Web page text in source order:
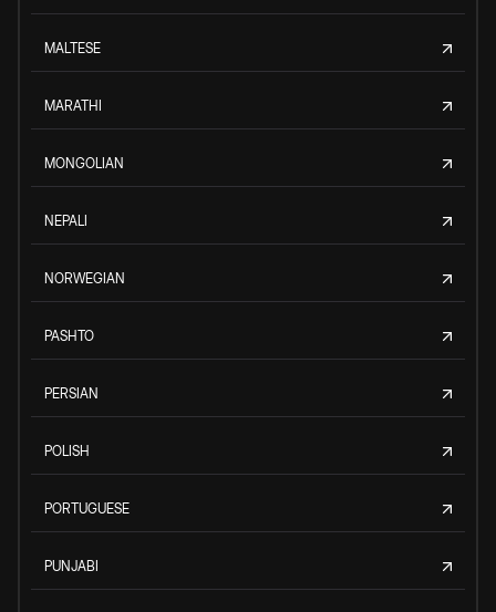
MALTESE
MARATHI
MONGOLIAN
NEPALI
NORWEGIAN
PASHTO
PERSIAN
POLISH
PORTUGUESE
PUNJABI